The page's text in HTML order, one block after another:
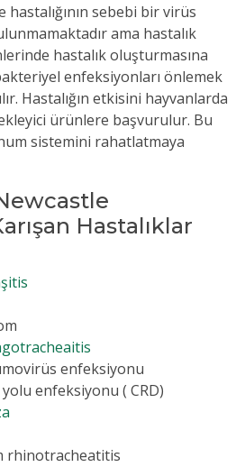
hastalığının sebebi bir virüs
ama hastalık
hastalık oluşturmasına
enfeksiyonları önlemek
Hastalığın etkisini hayvanlarda
ürünlere başvurulur. Bu
sistemini rahatlatmaya
Hastalıklar
enfeksiyonu
enfeksiyonu ( CRD)
rhinotracheatitis